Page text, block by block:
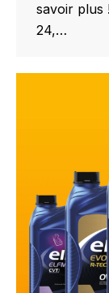
savoir plus
24,…